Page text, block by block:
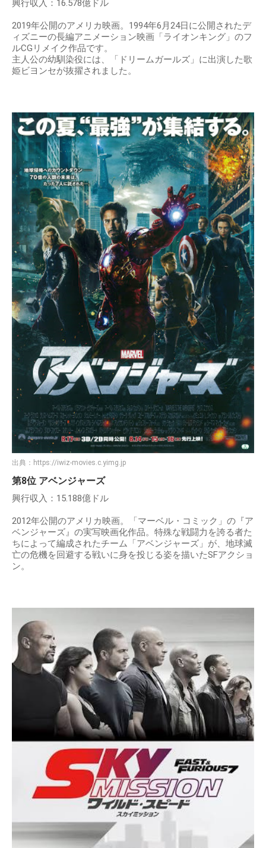
興行収入：16.578億ドル
2019年公開のアメリカ映画。1994年6月24日に公開されたデ
ィズニーの長編アニメーション映画「ライオンキング」のフ
ルCGリメイク作品です。
主人公の幼馴染役には、「ドリームガールズ」に出演した歌
姫ビヨンセが抜擢されました。
出典： https://iwiz-movies.c.yimg.jp
第8位 アベンジャーズ
興行収入：15.188億ドル
2012年公開のアメリカ映画。「マーベル・コミック」の『ア
ベンジャーズ』の実写映画化作品。特殊な戦闘力を誇る者た
ちによって編成されたチーム「アベンジャーズ」が、地球滅
亡の危機を回避する戦いに身を投じる姿を描いたSFアクショ
ン。